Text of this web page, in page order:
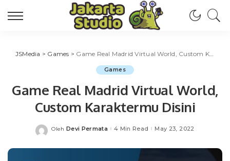
JSMedia > Games > Game Real Madrid Virtual World, Custom Karaktermu Disini
Games
Game Real Madrid Virtual World,
Custom Karaktermu Disini
Posted
Oleh Devi Permata 4 Min Read May 23, 2022